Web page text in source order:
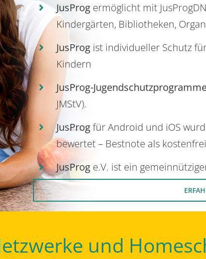
JusProg ermöglicht mit
Kindergärten, Bibliotheken,
JusProgist individueller Schutz
Kindern
JusProg-
JMStV).
JusProgfür Android und iOS
bewertet – Bestnote als
JusProge.V. ist ein
und